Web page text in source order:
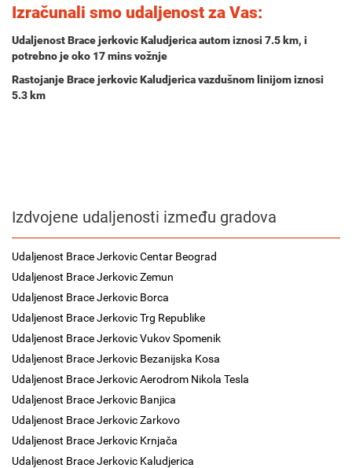
Izračunali smo udaljenost za Vas:
Udaljenost Brace jerkovic Kaludjerica autom iznosi 7.5 km, i
potrebno je oko 17 minsvožnje
Rastojanje Brace jerkovic Kaludjerica vazdušnom linijom iznosi
5.3 km
Izdvojene udaljenosti između gradova
Udaljenost Brace Jerkovic Centar Beograd
Udaljenost Brace Jerkovic Zemun
Udaljenost Brace Jerkovic Borca
Udaljenost Brace Jerkovic Trg Republike
Udaljenost Brace Jerkovic Vukov Spomenik
Udaljenost Brace Jerkovic Bezanijska Kosa
Udaljenost Brace Jerkovic Aerodrom Nikola Tesla
Udaljenost Brace Jerkovic Banjica
Udaljenost Brace Jerkovic Zarkovo
Udaljenost Brace Jerkovic Krnjača
Udaljenost Brace Jerkovic Kaludjerica